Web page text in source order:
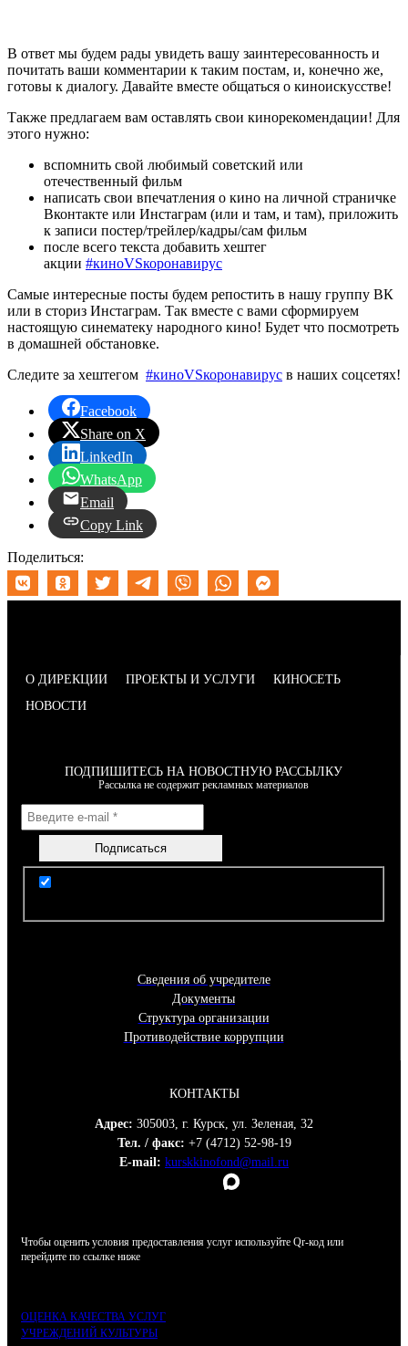
В ответ мы будем рады увидеть вашу заинтересованность и
почитать ваши комментарии к таким постам, и, конечно же,
готовы к диалогу. Давайте вместе общаться о киноискусстве!
Также предлагаем вам оставлять свои кинорекомендации! Для
этого нужно:
вспомнить свой любимый советский или
отечественный фильм
написать свои впечатления о кино на личной страничке
Вконтакте или Инстаграм (или и там, и там), приложить
к записи постер/трейлер/кадры/сам фильм
после всего текста добавить хештег
акции #киноVSкоронавирус
Самые интересные посты будем репостить в нашу группу ВК
или в сториз Инстаграм. Так вместе с вами сформируем
настоящую синематеку народного кино! Будет что посмотреть
в домашней обстановке.
Следите за хештегом #киноVSкоронавирус в наших соцсетях!
Facebook
Share on X
LinkedIn
WhatsApp
Email
Copy Link
Поделиться:
О ДИРЕКЦИИ ПРОЕКТЫ И УСЛУГИ
КИНОСЕТЬ
НОВОСТИ
ПОДПИШИТЕСЬ НА НОВОСТНУЮ РАССЫЛКУ
Рассылка не содержит рекламных материалов
Сведения об учредителе
Документы
Структура организации
Противодействие коррупции
КОНТАКТЫ
Адрес: 305003, г. Курск, ул. Зеленая, 32
Тел. / факс: +7 (4712) 52-98-19
E-mail: kurskkinofond@mail.ru
Чтобы оценить условия предоставления услуг используйте Qr-код или
перейдите по ссылке ниже
ОЦЕНКА КАЧЕСТВА УСЛУГ
УЧРЕЖДЕНИЙ КУЛЬТУРЫ